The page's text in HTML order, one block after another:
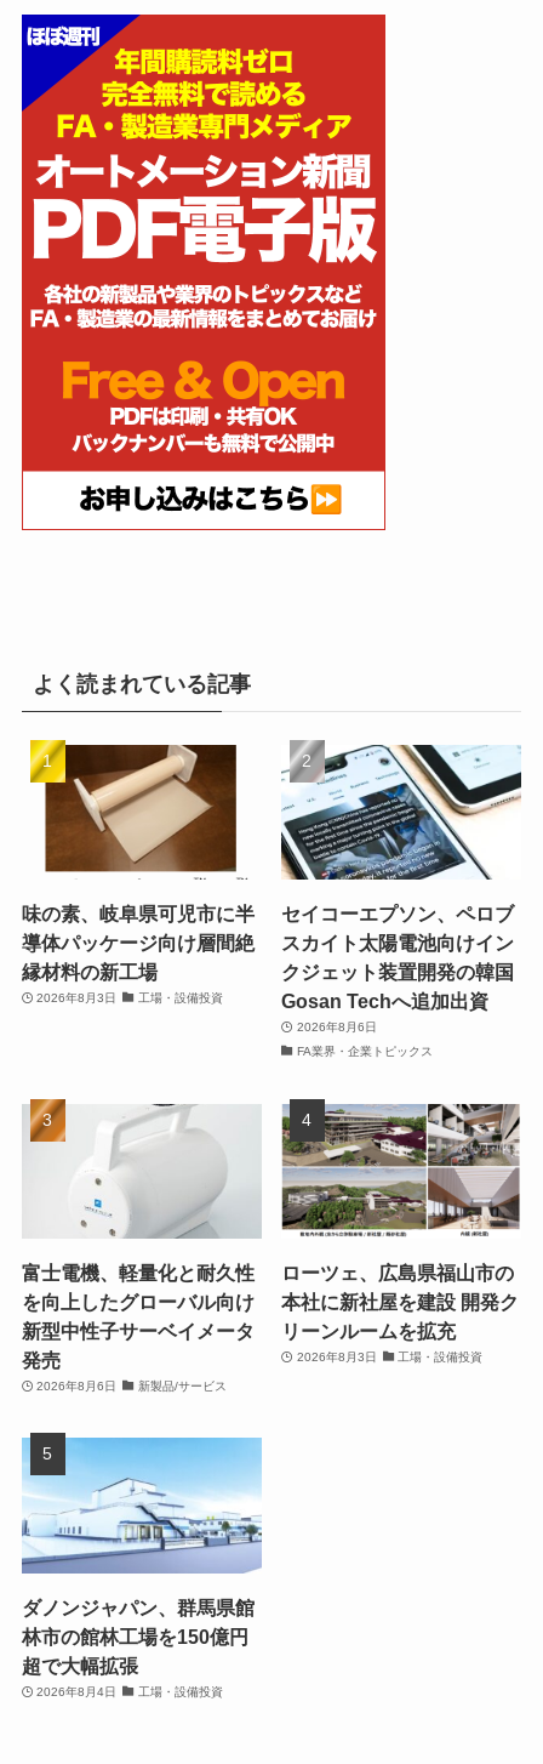
よく読まれている記事
味の素、岐阜県可児市に半
導体パッケージ向け層間絶
縁材料の新工場
2026年8月3日 工場・設備投資
セイコーエプソン、ペロブ
スカイト太陽電池向けイン
クジェット装置開発の韓国
Gosan Techへ追加出資
2026年8月6日
FA業界・企業トピックス
富士電機、軽量化と耐久性
を向上したグローバル向け
新型中性子サーベイメータ
発売
2026年8月6日 新製品/サービス
ローツェ、広島県福山市の
本社に新社屋を建設 開発ク
リーンルームを拡充
2026年8月3日 工場・設備投資
ダノンジャパン、群馬県館
林市の館林工場を150億円
超で大幅拡張
2026年8月4日 工場・設備投資